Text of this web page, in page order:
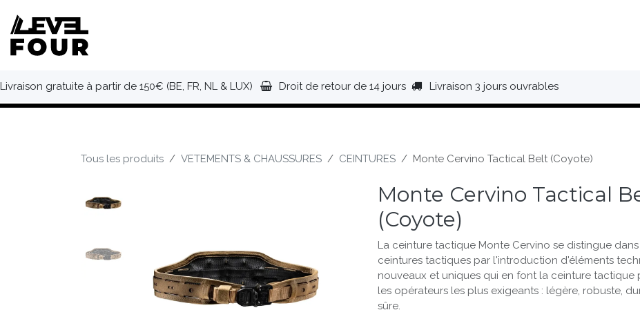
Livraison gratuite à partir de 150€ (BE, FR, NL & LUX) Droit de retour de 14 jours Livraison 3 jours ouvrables
Tous les produits VETEMENTS & CHAUSSURES CEINTURES Monte Cervino Tactical Belt (Coyote)
Monte Cervino Tactical
(Coyote)
La ceinture tactique Monte Cervino se distingue
ceintures tactiques par l'introduction d'éléments
nouveaux et uniques qui en font la ceinture tactique
les opérateurs les plus exigeants : légère, robuste,
sûre.